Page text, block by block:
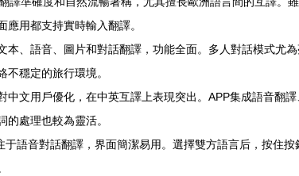
應用都支持實時輸入翻譯。
本、語音、圖片和對話翻譯，功能全面。多人對話模式
不穩定的旅行環境。
中文用戶優化，在中英互譯上表現突出。APP集成語音翻
的處理也較為靈活。
于語音對話翻譯，界面簡潔易用。選擇雙方語言后，按住